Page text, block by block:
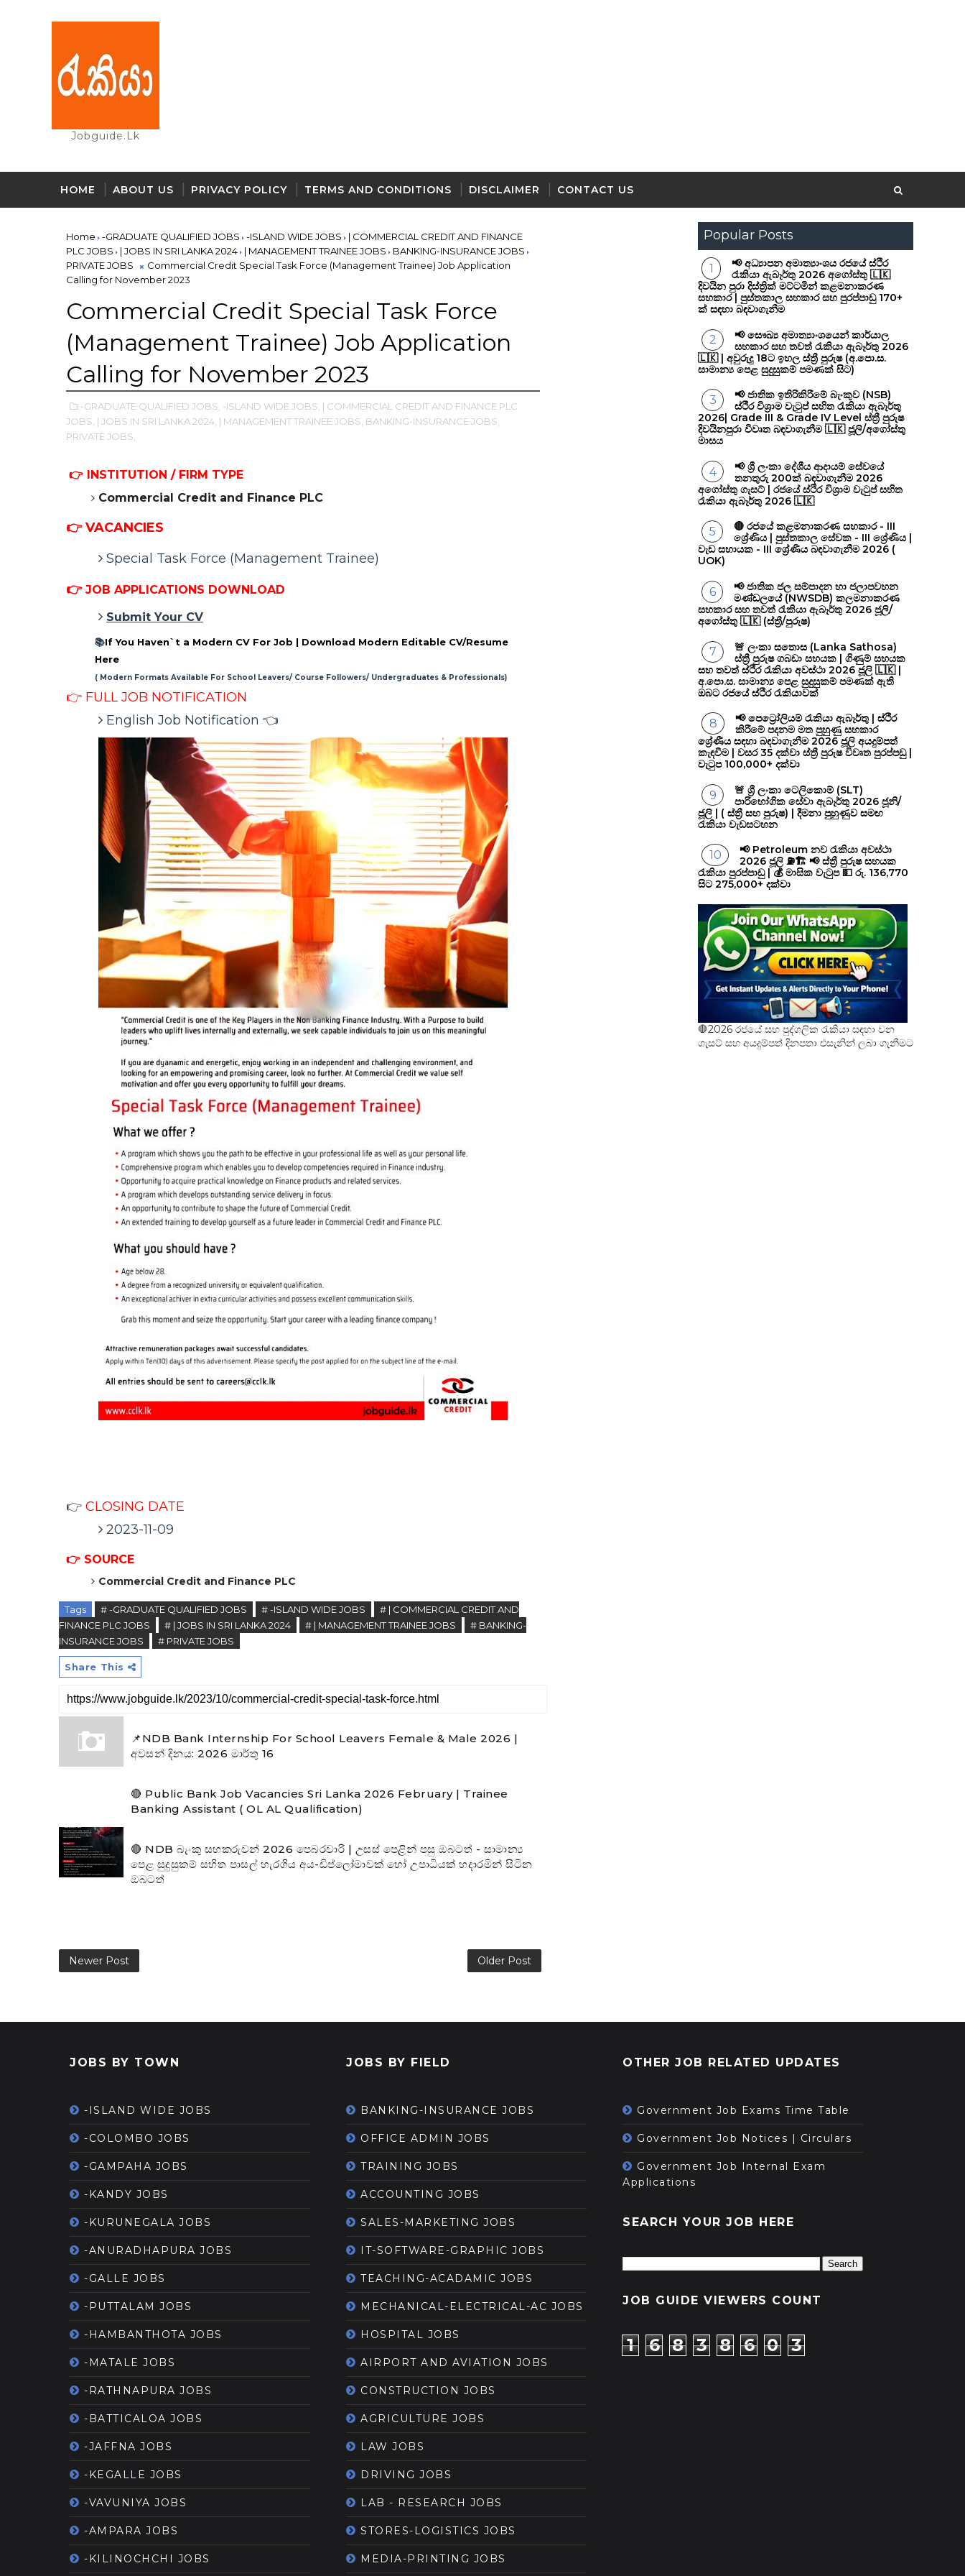
Jobguide.lk
HOME ABOUT US PRIVACY POLICY TERMS AND CONDITIONS DISCLAIMER CONTACT US
Home -GRADUATE QUALIFIED JOBS -ISLAND WIDE JOBS
| COMMERCIAL CREDIT AND FINANCE
PLC JOBS
| JOBS IN SRI LANKA 2024 | MANAGEMENT TRAINEE JOBS
BANKING-INSURANCE JOBS
PRIVATE JOBS
Commercial Credit Special Task Force (Management Trainee) Job Application
Calling for November 2023
Commercial Credit Special Task Force
(Management Trainee) Job Application
Calling for November 2023
-GRADUATE QUALIFIED JOBS, -ISLAND WIDE JOBS, | COMMERCIAL CREDIT AND FINANCE PLC
JOBS, | JOBS IN SRI LANKA 2024, | MANAGEMENT TRAINEE JOBS, BANKING-INSURANCE JOBS,
PRIVATE JOBS,
👉 INSTITUTION / FIRM TYPE
Commercial Credit and Finance PLC
👉 VACANCIES
Special Task Force (Management Trainee)
👉 JOB APPLICATIONS DOWNLOAD
Submit Your CV
📚If You Haven`t a Modern CV For Job | Download Modern Editable CV/Resume
Here
( Modern Formats Available For School Leavers/ Course Followers/ Undergraduates & Professionals)
👉 FULL JOB NOTIFICATION
English Job Notification 👈
👉 CLOSING DATE
2023-11-09
👉 SOURCE
Commercial Credit and Finance PLC
Tags # -GRADUATE QUALIFIED JOBS # -ISLAND WIDE JOBS
# | COMMERCIAL CREDIT AND
FINANCE PLC JOBS
# | JOBS IN SRI LANKA 2024 # | MANAGEMENT TRAINEE JOBS
# BANKING-
INSURANCE JOBS
# PRIVATE JOBS
Share This
📌NDB Bank Internship For School Leavers Female & Male 2026 |
අවසන් දිනය: 2026 මාර්තු 16
🔴 Public Bank Job Vacancies Sri Lanka 2026 February | Trainee
Banking Assistant ( OL AL Qualification)
🔴 NDB බැංකු සහකරුවන් 2026 පෙබරවාරි | උසස් පෙළින් පසු ඔබටත් - සාමාන්‍ය
පෙළ සුදුසුකම් සහිත පාසල් හැරගිය අය-ඩිප්ලෝමාවක් හෝ උපාධියක් හදාරමින් සිටින
ඔබටත්
Newer Post Older Post
Popular Posts
📢 අධ්‍යාපන අමාත්‍යාංශය රජයේ ස්ථිර
රැකියා ඇබෑර්තු 2026 අගෝස්තු 🇱🇰
දිවයින පුරා දිස්ත්‍රික් මට්ටමින් කළමනාකරණ
සහකාර | පුස්තකාල සහකාර සහ පුරප්පාඩු 170+
ක් සඳහා බඳවාගැනීම
📢 සෞඛ්‍ය අමාත්‍යාංශයෙන් කාර්යාල
සහකාර සහ තවත් රැකියා ඇබෑර්තු 2026
🇱🇰 | අවුරුදු 18ට ඉහල ස්ත්‍රී පුරුෂ (අ.පො.ස.
සාමාන්‍ය පෙළ සුදුසුකම් පමණක් සිට)
📢 ජාතික ඉතිරිකිරීමේ බැංකුව (NSB)
ස්ථිර විශ්‍රාම වැටුප් සහිත රැකියා ඇබෑර්තු
2026| Grade III & Grade IV Level ස්ත්‍රී පුරුෂ
දිවයිනපුරා විවෘත බඳවාගැනීම 🇱🇰 ජූලි/අගෝස්තු
මාසය
📢 ශ්‍රී ලංකා දේශීය ආදායම් සේවයේ
තනතුරු 200ක් බඳවාගැනීම 2026
අගෝස්තු ගැසට් | රජයේ ස්ථිර විශ්‍රාම වැටුප් සහිත
රැකියා ඇබෑර්තු 2026 🇱🇰
🔴 රජයේ කළමනාකරණ සහකාර - III
ශ්‍රේණිය | පුස්තකාල සේවක - III ශ්‍රේණිය |
වැඩ සහායක - III ශ්‍රේණිය බඳවාගැනීම 2026 (
UOK)
📢 ජාතික ජල සම්පාදන හා ජලාපවහන
මණ්ඩලයේ (NWSDB) කලමනාකරණ
සහකාර සහ තවත් රැකියා ඇබෑර්තු 2026 ජූලි/
අගෝස්තු 🇱🇰 (ස්ත්‍රී/පුරුෂ)
🚨 ලංකා සතොස (Lanka Sathosa)
ස්ත්‍රී පුරුෂ ගබඩා සහයක | ගිණුම් සහයක
සහ තවත් ස්ථිර රැකියා අවස්ථා 2026 ජූලි 🇱🇰 |
අ.පො.ස. සාමාන්‍ය පෙළ සුදුසුකම් පමණක් ඇති
ඔබට රජයේ ස්ථිර රැකියාවක්
📢 පෙට්‍රෝලියම් රැකියා ඇබෑර්තු | ස්ථිර
කිරීමේ පදනම මත පුහුණු සහකාර
ශ්‍රේණීය සඳහා බඳවාගැනීම 2026 ජූලි අයදුම්පත්
කැඳවීම | වසර 35 දක්වා ස්ත්‍රී පුරුෂ විවෘත පුරප්පඩු |
වැටුප 100,000+ දක්වා
🚨 ශ්‍රී ලංකා ටෙලිකොම් (SLT)
පාරිභෝගික සේවා ඇබෑර්තු 2026 ජූනි/
ජූලි | ( ස්ත්‍රී සහ පුරුෂ) | දීමනා පුහුණුව සමඟ
රැකියා වැඩසටහන
📢 Petroleum නව රැකියා අවස්ථා
2026 ජූලි ⛽🏗️ 📢 ස්ත්‍රී පුරුෂ සහයක
රැකියා පුරප්පාඩු | 💰 මාසික වැටුප 💵 රු. 136,770
සිට 275,000+ දක්වා
🛑2026 රජයේ සහ පුද්ගලික රැකියා සඳහා වන
ගැසට් සහ අයදුම්පත් දිනපතා එසැනින් ලබා ගැනීමට
JOBS BY TOWN
-ISLAND WIDE JOBS
-COLOMBO JOBS
-GAMPAHA JOBS
-KANDY JOBS
-KURUNEGALA JOBS
-ANURADHAPURA JOBS
-GALLE JOBS
-PUTTALAM JOBS
-HAMBANTHOTA JOBS
-MATALE JOBS
-RATHNAPURA JOBS
-BATTICALOA JOBS
-JAFFNA JOBS
-KEGALLE JOBS
-VAVUNIYA JOBS
-AMPARA JOBS
-KILINOCHCHI JOBS
JOBS BY FIELD
BANKING-INSURANCE JOBS
OFFICE ADMIN JOBS
TRAINING JOBS
ACCOUNTING JOBS
SALES-MARKETING JOBS
IT-SOFTWARE-GRAPHIC JOBS
TEACHING-ACADAMIC JOBS
MECHANICAL-ELECTRICAL-AC JOBS
HOSPITAL JOBS
AIRPORT AND AVIATION JOBS
CONSTRUCTION JOBS
AGRICULTURE JOBS
LAW JOBS
DRIVING JOBS
LAB - RESEARCH JOBS
STORES-LOGISTICS JOBS
MEDIA-PRINTING JOBS
OTHER JOB RELATED UPDATES
Government Job Exams Time Table
Government Job Notices | Circulars
Government Job Internal Exam
Applications
SEARCH YOUR JOB HERE
JOB GUIDE VIEWERS COUNT
1 6 8 3 8 6 0 3